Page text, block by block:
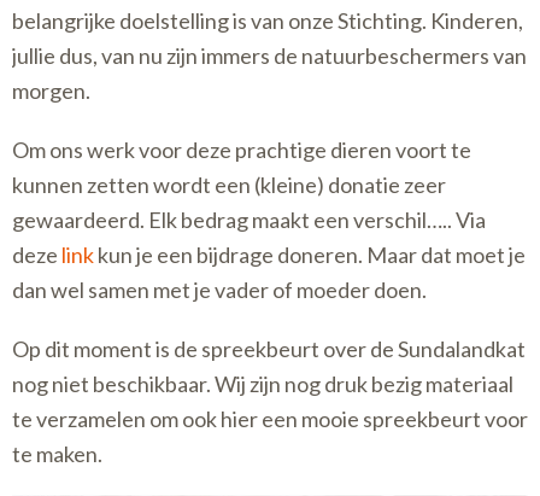
belangrijke doelstelling is van onze Stichting. Kinderen,
jullie dus, van nu zijn immers de natuurbeschermers van
morgen.
Om ons werk voor deze prachtige dieren voort te
kunnen zetten wordt een (kleine) donatie zeer
gewaardeerd. Elk bedrag maakt een verschil….. Via
deze linkkun je een bijdrage doneren. Maar dat moet je
dan wel samen met je vader of moeder doen.
Op dit moment is de spreekbeurt over de Sundalandkat
nog niet beschikbaar. Wij zijn nog druk bezig materiaal
te verzamelen om ook hier een mooie spreekbeurt voor
te maken.